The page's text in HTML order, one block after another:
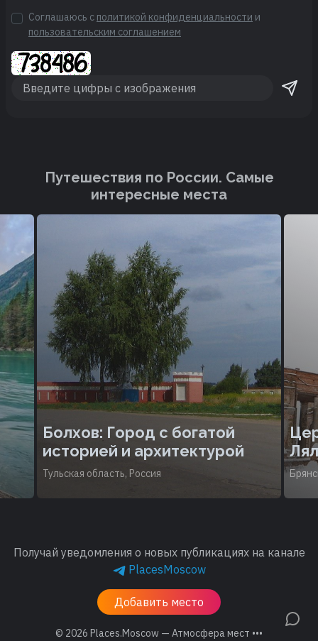
Соглашаюсь с политикой конфиденциальности и
пользовательским соглашением
Путешествия по России. Cамые
интересные места
Болхов: Город с богатой
историей и архитектурой
Тульская область, Россия
Получай уведомления о новых публикациях на канале
PlacesMoscow
Добавить место
© 2026 Places.Moscow — Атмосфера мест •••